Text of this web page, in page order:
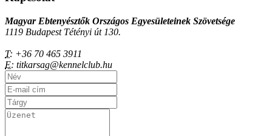
Magyar Ebtenyésztők Országos Egyesületeinek Szövetsége
1119 Budapest Tétényi út 130.
T: +36 70 465 3911
E: titkarsag@kennelclub.hu